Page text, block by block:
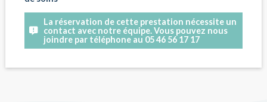
La réservation de cette prestation nécessite un
contact avec notre équipe. Vous pouvez nous
joindre par téléphone au 05 46 56 17 17